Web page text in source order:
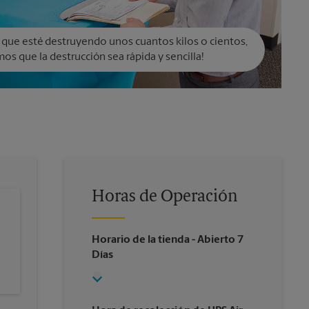
que esté destruyendo unos cuantos kilos o cientos,
que la destrucción sea rápida y sencilla!
Horas de Operación
Horario de la tienda - Abierto 7
Días